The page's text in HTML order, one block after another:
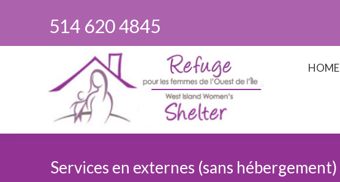
514 620 4845
HOME
Services en externes (sans hébergement)